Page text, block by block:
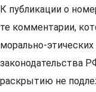
К публикации о
те комментарии,
морально-
законодательства
раскрытию не